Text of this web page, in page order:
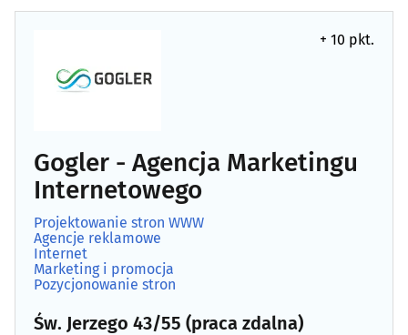
+ 10 pkt.
Gogler - Agencja Marketingu
Internetowego
Projektowanie stron WWW
Agencje reklamowe
Internet
Marketing i promocja
Pozycjonowanie stron
Św. Jerzego 43/55 (praca zdalna)